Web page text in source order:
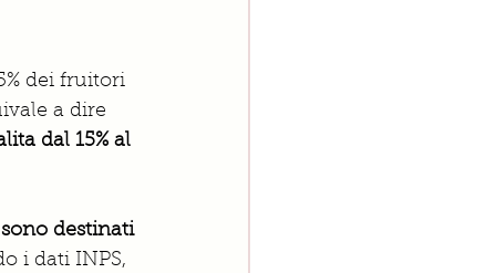
dei fruitori
a dire
dal 15% al
sono destinati
i dati INPS,